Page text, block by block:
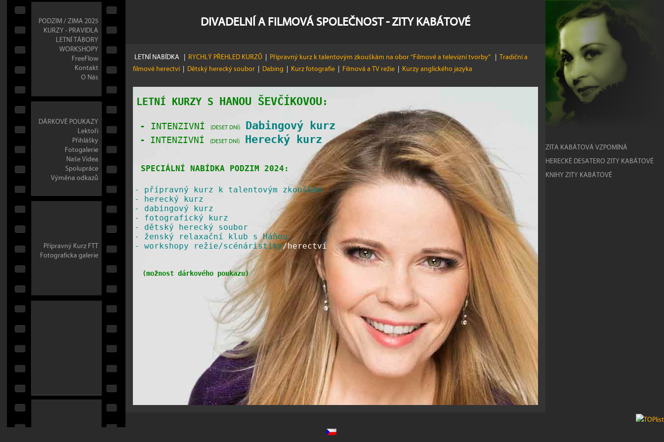
PODZIM / ZIMA 2025
KURZY - PRAVIDLA
LETNÍ TÁBORY
WORKSHOPY
FreeFlow
Kontakt
O Nás
DÁRKOVÉ POUKAZY
Lektoři
Přihlášky
Fotogalerie
Naše Videa
Spolupráce
Výměna odkazů
Přípravný Kurz FTT
Fotograficka galerie
DIVADELNÍ A FILMOVÁ SPOLEČNOST - ZITY KABÁTOVÉ
LETNÍ NABÍDKA | RYCHLÝ PŘEHLED KURZŮ | Přípravný kurz k talentovým zkouškám na obor "Filmové a televizní tvorby” | Tradiční a
filmové herectví | Dětský herecký soubor | Dabing | Kurz fotografie | Filmová a TV režie | Kurzy anglického jazyka
LETNÍ KURZY S HANOU ŠEVČÍKOVOU :
- INTENZIVNÍ (DESET DNÍ) Dabingový kurz
- INTENZIVNÍ (DESET DNÍ) Herecký kurz
SPECIÁLNÍ NABÍDKA PODZIM 2024:
- přípravný kurz k talentovým zkouškám
- herecký kurz
- dabingový kurz
- fotografický kurz
- dětský herecký soubor
- ženský relaxační klub s Háňou
​- workshopy režie/scénáristiky/herectví
(možnost dárkového poukazu)
ZITA KABÁTOVÁ VZPOMÍNÁ
HERECKÉ DESATERO ZITY KABÁTOVÉ
KNIHY ZITY KABÁTOVÉ